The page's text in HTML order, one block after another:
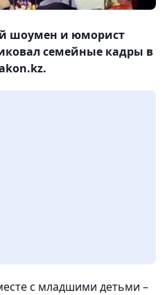
шоумен и юморист
семейные кадры в
с младшими детьми –